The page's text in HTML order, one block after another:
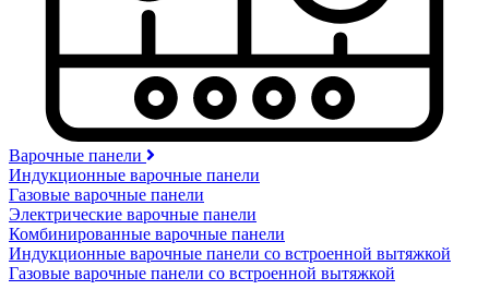
Варочные панели
Индукционные варочные панели
Газовые варочные панели
Электрические варочные панели
Комбинированные варочные панели
Индукционные варочные панели со встроенной вытяжкой
Газовые варочные панели со встроенной вытяжкой